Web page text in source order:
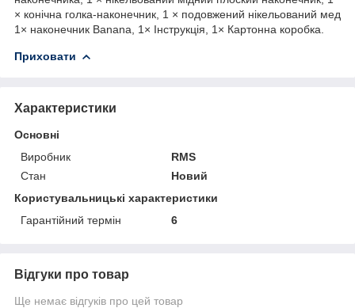
× конічна голка-наконечник, 1 × подовжений нікельований мед
1× наконечник Banana, 1× Інструкція, 1× Картонна коробка.
Приховати
Характеристики
Основні
Виробник
RMS
Стан
Новий
Користувальницькі характеристики
Гарантійний термін
6
Відгуки про товар
Ще немає відгуків про цей товар